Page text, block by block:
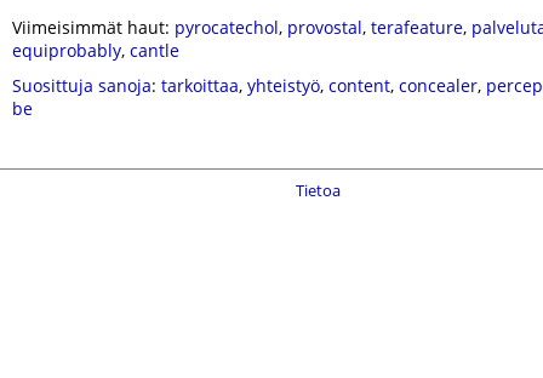
Viimeisimmät haut: pyrocatechol, provostal, terafeature,
equiprobably, cantle
Suosittuja sanoja: tarkoittaa, yhteistyö, content, concealer,
be
Tietoa